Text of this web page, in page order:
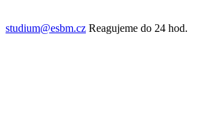
studium@esbm.cz Reagujeme do 24 hod.